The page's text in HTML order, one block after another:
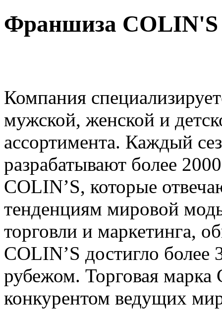
Франшиза COLIN'S
Компания
мужской, женской и
ассортимента. Каждый
разрабатывают более
COLIN’S, которые
тенденциям мировой
торговли и маркетинга,
COLIN’S достигло более
рубежом. Торговая
конкурентом ведущих